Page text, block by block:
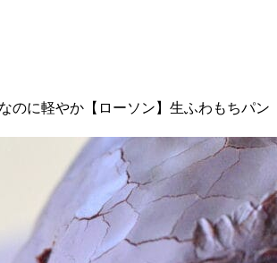
のに軽やか【ローソン】生ふわもちパン